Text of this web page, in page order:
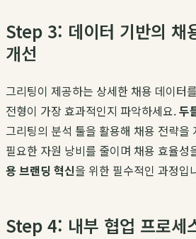
Step 3: 데이터 기반의 채
개선
그리팅이 제공하는 상세한 채용 데이터
전형이 가장 효과적인지 파악하세요.두
그리팅의 분석 툴을 활용해 채용 전략을
필요한 자원 낭비를 줄이며 채용 효율성
용 브랜딩 혁신을 위한 필수적인 과정입
Step 4: 내부 협업 프로세